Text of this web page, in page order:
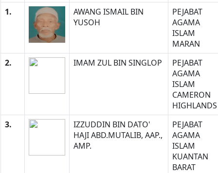
1.
AWANG ISMAIL BIN
YUSOH
PEJABAT
AGAMA
ISLAM
MARAN
2.
IMAM ZUL BIN SINGLOP
PEJABAT
AGAMA
ISLAM
CAMERON
HIGHLANDS
3.
IZZUDDIN BIN DATO'
HAJI ABD.MUTALIB, AAP.,
AMP.
PEJABAT
AGAMA
ISLAM
KUANTAN
BARAT